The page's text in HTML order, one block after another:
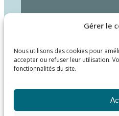
Gérer le
Nous utilisons des cookies pour
accepter ou refuser leur utilisation.
fonctionnalités du site.